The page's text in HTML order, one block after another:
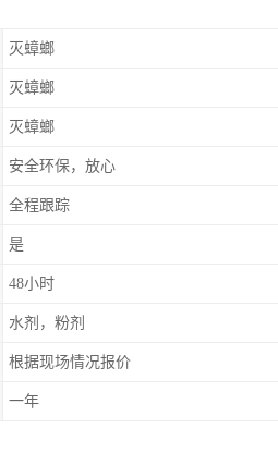
灭蟑螂
灭蟑螂
灭蟑螂
安全环保，放心
全程跟踪
是
48小时
水剂，粉剂
根据现场情况报价
一年